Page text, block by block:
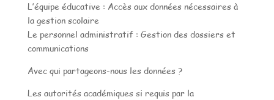
L’équipe éducative : Accès aux données nécessaires à
la gestion scolaire
Le personnel administratif : Gestion des dossiers et
communications
Avec qui partageons-nous les données ?
Les autorités académiques si requis par la